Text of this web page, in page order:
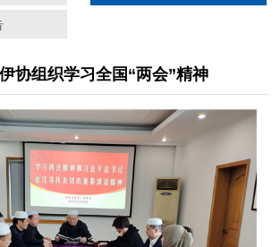
协组织学习全国“两会”精神